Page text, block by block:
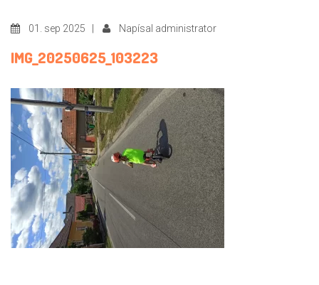
01. sep 2025 | Napísal administrator
IMG_20250625_103223